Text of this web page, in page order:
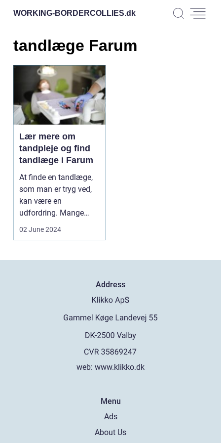
WORKING-BORDERCOLLIES.dk
tandlæge Farum
Lær mere om
tandpleje og find
tandlæge i Farum
At finde en tandlæge,
som man er tryg ved,
kan være en
udfordring. Mange
føler sig nervøse eller
02 June 2024
Address
web: www.klikko.dk
Menu
Ads
About Us